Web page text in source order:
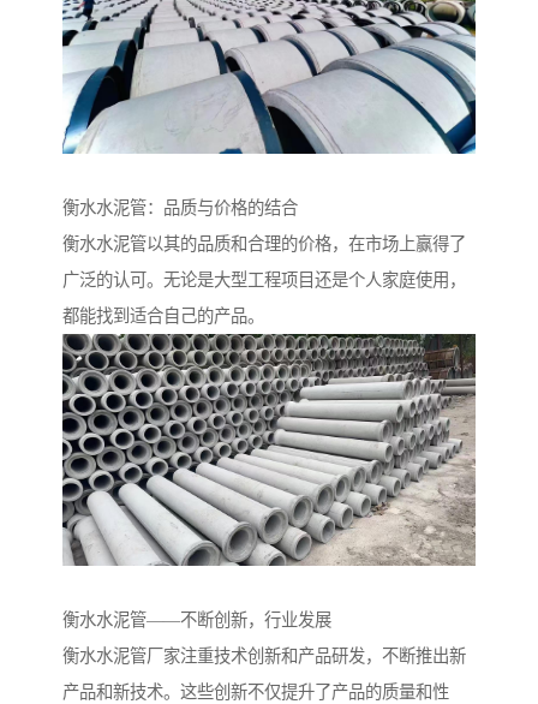
衡水水泥管：品质与价格的结合
衡水水泥管以其的品质和合理的价格，在市场上赢得了
广泛的认可。无论是大型工程项目还是个人家庭使用，
都能找到适合自己的产品。
衡水水泥管——不断创新，行业发展
衡水水泥管厂家注重技术创新和产品研发，不断推出新
产品和新技术。这些创新不仅提升了产品的质量和性